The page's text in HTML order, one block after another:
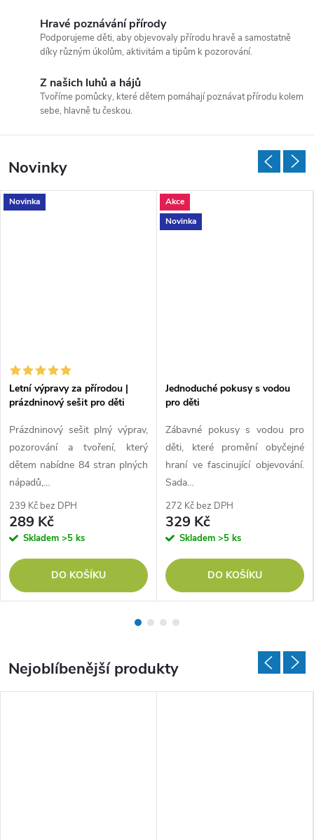
í
r
o
m
a
l
é
i
v
e
l
é
!
Hravé poznávání přírody
Podporujeme děti, aby objevovaly přírodu hravě a samostatně
díky různým úkolům, aktivitám a tipům k pozorování.
Z našich luhů a hájů
Tvoříme pomůcky, které dětem pomáhají poznávat přírodu kolem
sebe, hlavně tu českou.
Novinky
Novinka
Letní výpravy za přírodou |
prázdninový sešit pro děti
Prázdninový sešit plný výprav,
pozorování a tvoření, který
dětem nabídne 84 stran plných
nápadů,…
239 Kč bez DPH
289 Kč
Skladem >5 ks
DO KOŠÍKU
Akce
Novinka
Jednoduché pokusy s vodou
pro děti
Zábavné pokusy s vodou pro
děti, které promění obyčejné
hraní ve fascinující objevování.
Sada…
272 Kč bez DPH
329 Kč
Skladem >5 ks
DO KOŠÍKU
Nejoblíbenější produkty